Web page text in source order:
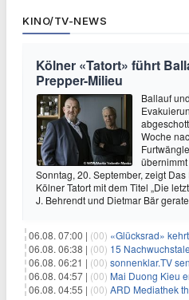
KINO/TV-NEWS
Kölner «Tatort» führt
Prepper-Milieu
Ballauf
Woche
Sonntag, 20. September, zeigt
Kölner Tatort mit dem Titel „Die
J. Behrendt und Dietmar Bär
06.08. 07:00 | (00) «Glücksrad» kehrt
06.08. 06:38 | (00) 15
06.08. 06:21 | (00) sonnenklar.TV
06.08. 04:57 | (00) Mai Duong Kieu
06.08. 04:55 | (00) ARD Mediathek